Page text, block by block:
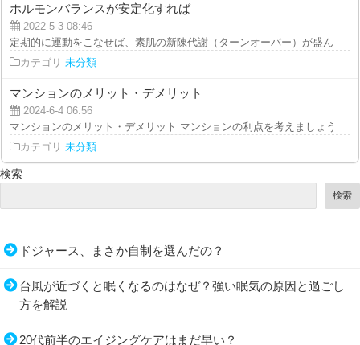
ホルモンバランスが安定化すれば
2022-5-3 08:46
定期的に運動をこなせば、素肌の新陳代謝（ターンオーバー）が盛んにな
カテゴリ 未分類
マンションのメリット・デメリット
2024-6-4 06:56
マンションのメリット・デメリット マンションの利点を考えましょう。
カテゴリ 未分類
検索
検索
ドジャース、まさか自制を選んだの？
台風が近づくと眠くなるのはなぜ？強い眠気の原因と過ごし
方を解説
20代前半のエイジングケアはまだ早い？